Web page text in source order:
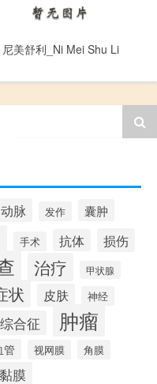
尼美舒利_Ni Mei Shu Li
动脉 发作 囊肿
手术 抗体 损伤
治疗 甲状腺
状 皮肤 神经
综合征 肿瘤
管 视网膜 角膜
黏膜